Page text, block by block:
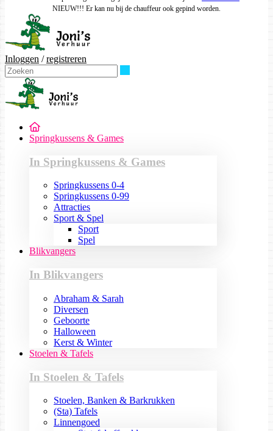
NIEUW!!! Er kan nu bij de chauffeur ook gepind worden.
Inloggen /registreren
Springkussens & Games
In Springkussens & Games
Springkussens 0-4
Springkussens 0-99
Attracties
Sport & Spel
Sport
Spel
Blikvangers
In Blikvangers
Abraham & Sarah
Diversen
Geboorte
Halloween
Kerst & Winter
Stoelen & Tafels
In Stoelen & Tafels
Stoelen, Banken & Barkrukken
(Sta) Tafels
Linnengoed